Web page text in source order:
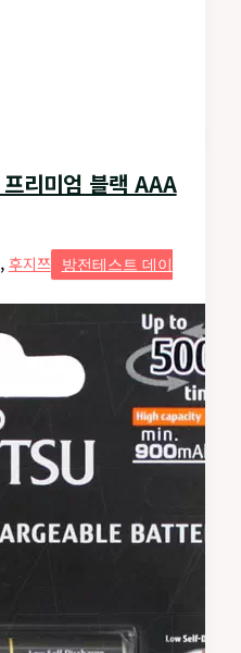
리미엄 블랙 AAA
, 후지쯔
방전테스트 데이